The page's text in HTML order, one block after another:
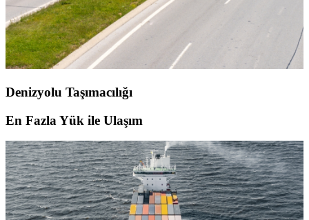
Denizyolu Taşımacılığı
En Fazla Yük ile Ulaşım